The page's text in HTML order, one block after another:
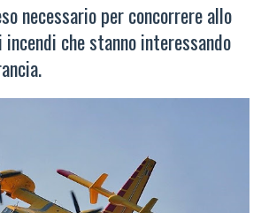
necessario per concorrere allo
che stanno interessando